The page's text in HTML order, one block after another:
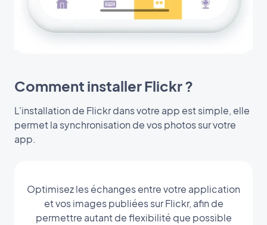
Comment installer Flickr ?
L'installation de Flickr dans votre app est simple, elle
permet la synchronisation de vos photos sur votre
app.
Optimisez les échanges entre votre application
et vos images publiées sur Flickr, afin de
permettre autant de flexibilité que possible